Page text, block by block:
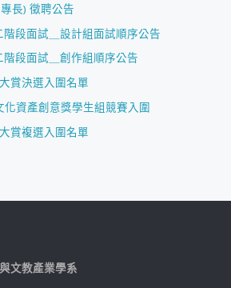
長) 徵聘公告
段面試＿設計組面試順序公告
段面試＿創作組順序公告
賞決選入圍名單
化資產創意獎學生組競賽入圍
賞複選入圍名單
文教產業學系